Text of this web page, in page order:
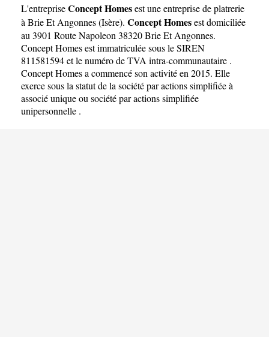
L'entrepriseConcept Homesest uneentreprise de platrerie
à Brie Et Angonnes(Isère). Concept Homesest domiciliée
au 3901 Route Napoleon 38320 Brie Et Angonnes.
Concept Homes est immatriculée sous le SIREN
811581594 et le numéro de TVA intra-communautaire .
Concept Homes a commencé son activité en 2015. Elle
exerce sous la statut de la société par actions simplifiée à
associé unique ou société par actions simplifiée
unipersonnelle .